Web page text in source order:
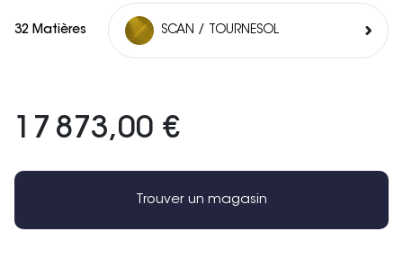
32 Matières SCAN / TOURNESOL
17 873,00 €
Trouver un magasin